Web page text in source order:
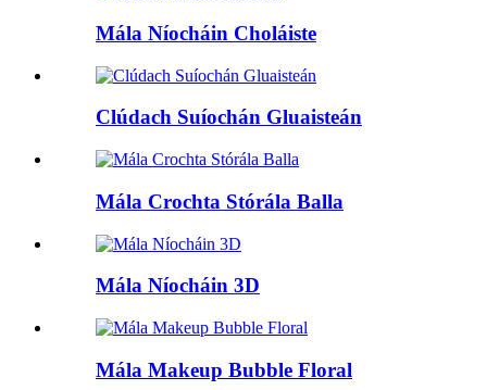
Mála Níocháin Choláiste
Clúdach Suíochán Gluaisteán
Mála Crochta Stórála Balla
Mála Níocháin 3D
Mála Makeup Bubble Floral